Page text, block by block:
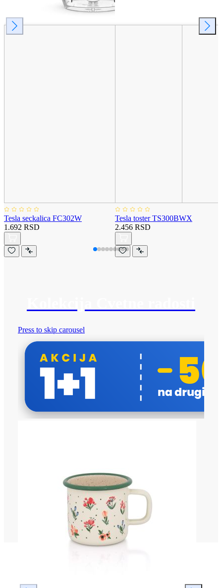
Tesla seckalica FC302W
1.692 RSD
Tesla toster TS300BWX
2.456 RSD
Press to skip carousel